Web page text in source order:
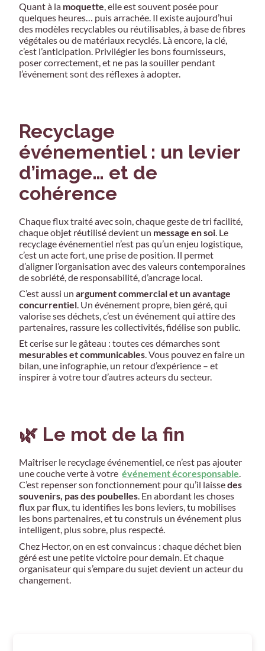
Quant à la moquette, elle est souvent posée pour
quelques heures… puis arrachée. Il existe aujourd’hui
des modèles recyclables ou réutilisables, à base de fibres
végétales ou de matériaux recyclés. Là encore, la clé,
c’est l’anticipation. Privilégier les bons fournisseurs,
poser correctement, et ne pas la souiller pendant
l’événement sont des réflexes à adopter.
Recyclage
événementiel : un levier
d’image… et de
cohérence
Chaque flux traité avec soin, chaque geste de tri facilité,
chaque objet réutilisé devient un message en soi. Le
recyclage événementiel n’est pas qu’un enjeu logistique,
c’est un acte fort, une prise de position. Il permet
d’aligner l’organisation avec des valeurs contemporaines
de sobriété, de responsabilité, d’ancrage local.
C’est aussi unargument commercial et un avantage
concurrentiel. Un événement propre, bien géré, qui
valorise ses déchets, c’est un événement qui attire des
partenaires, rassure les collectivités, fidélise son public.
Et cerise sur le gâteau : toutes ces démarches sont
mesurables et communicables. Vous pouvez en faire un
bilan, une infographie, un retour d’expérience – et
inspirer à votre tour d’autres acteurs du secteur.
🌿 Le mot de la fin
Maîtriser le recyclage événementiel, ce n’est pas ajouter
une couche verte à votreévénement écoresponsable.
C’est repenser son fonctionnement pour qu’il laissedes
souvenirs, pas des poubelles. En abordant les choses
flux par flux, tu identifies les bons leviers, tu mobilises
les bons partenaires, et tu construis un événement plus
intelligent, plus sobre, plus respecté.
Chez Hector, on en est convaincus : chaque déchet bien
géré est une petite victoire pour demain. Et chaque
organisateur qui s’empare du sujet devient un acteur du
changement.